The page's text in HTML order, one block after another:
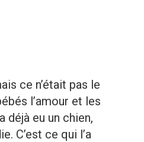
ce n’était pas le
l’amour et les
déjà eu un chien,
C’est ce qui l’a